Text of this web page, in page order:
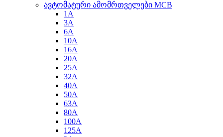
ავტომატური ამომრთველები MCB
1A
3A
6A
10A
16A
20A
25А
32A
40A
50A
63A
80A
100A
125A